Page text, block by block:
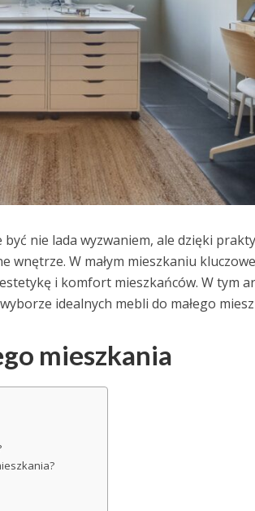
być nie lada wyzwaniem, ale dzięki
W małym mieszkaniu
i komfort mieszkańców. W tym
idealnych mebli do małego
mieszkania